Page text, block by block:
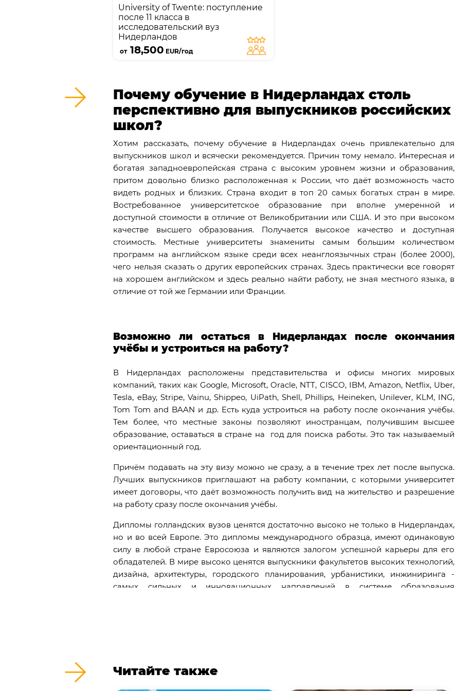
University of Twente: поступление
после 11 класса в
исследовательский вуз
Нидерландов
от18,500 EUR/год
Нидерландов из топ-200 мира.
Подробнее
Почему обучение в Нидерландах столь
перспективно для выпускников российских
школ?
Хотим рассказать, почему обучение в Нидерландах очень привлекательно для
выпускников школ и всячески рекомендуется. Причин тому немало. Интересная и
богатая западноевропейская страна с высоким уровнем жизни и образования,
притом довольно близко расположенная к России, что даёт возможность часто
видеть родных и близких. Страна входит в топ 20 самых богатых стран в мире.
Востребованное университетское образование при вполне умеренной и
доступной стоимости в отличие от Великобритании или США. И это при высоком
качестве высшего образования. Получается высокое качество и доступная
стоимость. Местные университеты знамениты самым большим количеством
программ на английском языке среди всех неанглоязычных стран (более 2000),
чего нельзя сказать о других европейских странах. Здесь практически все говорят
на хорошем английском и здесь реально найти работу, не зная местного языка, в
отличие от той же Германии или Франции.
Возможно ли остаться в Нидерландах после окончания
учёбы и устроиться на работу?
В Нидерландах расположены представительства и офисы многих мировых
компаний, таких как Google, Microsoft, Oracle, NTT, CISCO, IBM, Amazon, Netflix, Uber,
Tesla, eBay, Stripe, Vainu, Shippeo, UiPath, Shell, Phillips, Heineken, Unilever, KLM, ING,
Tom Tom and BAAN и др. Есть куда устроиться на работу после окончания учёбы.
Тем более, что местные законы позволяют иностранцам, получившим высшее
образование, оставаться в стране на год для поиска работы. Это так называемый
ориентационный год.
Причём подавать на эту визу можно не сразу, а в течение трех лет после выпуска.
Лучших выпускников приглашают на работу компании, с которыми университет
имеет договоры, что даёт возможность получить вид на жительство и разрешение
на работу сразу после окончания учёбы.
Дипломы голландских вузов ценятся достаточно высоко не только в Нидерландах,
но и во всей Европе. Это дипломы международного образца, имеют одинаковую
силу в любой стране Евросоюза и являются залогом успешной карьеры для его
обладателей. В мире высоко ценятся выпускники факультетов высоких технологий,
дизайна, архитектуры, городского планирования, урбанистики, инжиниринга -
самых сильных и инновационных направлений в системе образования
Как выбрать университет в Голландии?
Читайте также